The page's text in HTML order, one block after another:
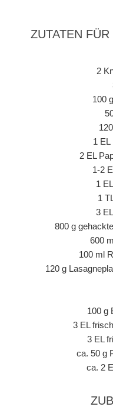
ZUTATEN
2
100
1 EL
2 EL
1-2
1
1
3
800 g
600
100 ml
120 g
100 g
3 EL
3 EL
ca. 50 g
ca. 2